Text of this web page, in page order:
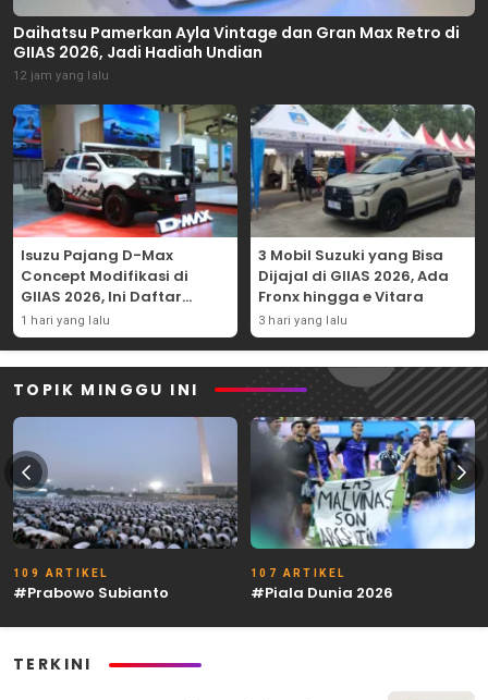
Daihatsu Pamerkan Ayla Vintage dan Gran Max Retro di
GIIAS 2026, Jadi Hadiah Undian
12 jam yang lalu
Isuzu Pajang D-Max
Concept Modifikasi di
GIIAS 2026, Ini Daftar
Ubahannya
1 hari yang lalu
3 Mobil Suzuki yang Bisa
Dijajal di GIIAS 2026, Ada
Fronx hingga e Vitara
3 hari yang lalu
TOPIK MINGGU INI
109 ARTIKEL
#Prabowo Subianto
107 ARTIKEL
#Piala Dunia 2026
TERKINI